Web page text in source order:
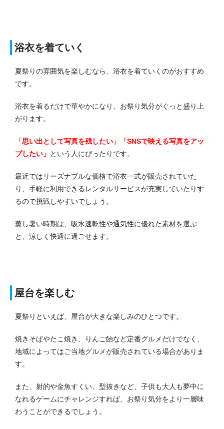
浴衣を着ていく
夏祭りの雰囲気を楽しむなら、浴衣を着ていくのがおすすめ
です。
浴衣を着るだけで華やかになり、お祭り気分がぐっと盛り上
がります。
「思い出として写真を残したい」「SNSで映える写真をアッ
プしたい」 という人にぴったりです。
最近ではリーズナブルな価格で浴衣一式が販売されていた
り、手軽に利用できるレンタルサービスが充実していたりす
るので挑戦しやすいでしょう。
蒸し暑い時期は、吸水速乾性や通気性に優れた素材を選ぶ
と、涼しく快適に過ごせます。
屋台を楽しむ
夏祭りといえば、屋台が大きな楽しみのひとつです。
焼きそばやたこ焼き、りんご飴など定番グルメだけでなく、
地域によってはご当地グルメが販売されている場合がありま
す。
また、射的や金魚すくい、型抜きなど、子供も大人も夢中に
なれるゲームにチャレンジすれば、お祭り気分をより一層味
わうことができるでしょう。